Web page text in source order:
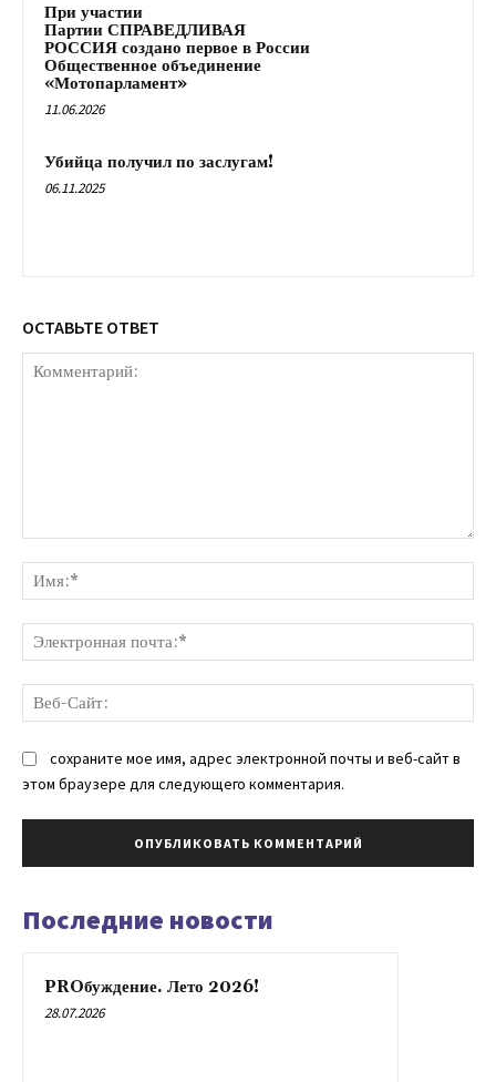
При участии
Партии СПРАВЕДЛИВАЯ
РОССИЯ создано первое в России
Общественное объединение
«Мотопарламент»
11.06.2026
Убийца получил по заслугам!
06.11.2025
ОСТАВЬТЕ ОТВЕТ
сохраните мое имя, адрес электронной почты и веб-сайт в
этом браузере для следующего комментария.
Последние новости
PROбуждение. Лето 2026!
28.07.2026